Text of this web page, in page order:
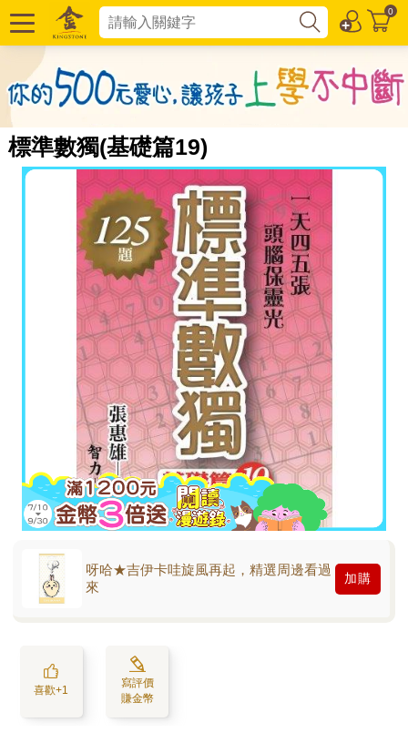
0
標準數獨(基礎篇19)
呀哈★吉伊卡哇旋風再起，精選周邊看過
來
加購
喜歡+1
寫評價
賺金幣